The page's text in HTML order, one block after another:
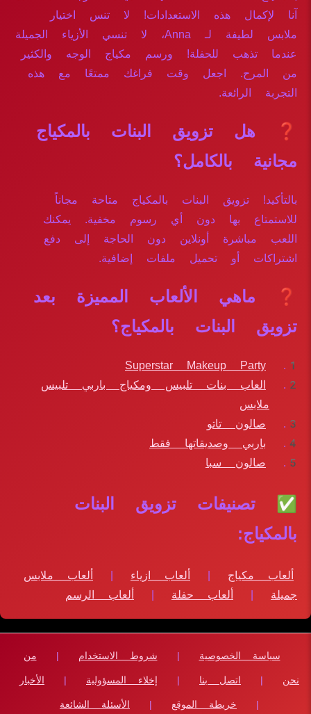
آنا لإكمال هذه الاستعدادات! لا تنس اختيار
ملابس لطيفة لـ Anna، لا تنسي الأزياء الجميلة
عندما تذهب للحفلة! ورسم مكياج الوجه والكثير
من المرح. اجعل وقت فراغك ممتعًا مع هذه
التجربة الرائعة.
❓ هل تزويق البنات بالمكياج
مجانية بالكامل؟
بالتأكيد! تزويق البنات بالمكياج متاحة مجاناً
للاستمتاع بها دون أي رسوم مخفية. يمكنك
اللعب مباشرة أونلاين دون الحاجة إلى دفع
اشتراكات أو تحميل ملفات إضافية.
❓ ماهي الألعاب المميزة بعد
تزويق البنات بالمكياج؟
Superstar Makeup Party
العاب بنات تلبيس ومكياج باربي تلبيس
ملابس
صالون تاتو
باربي وصديقاتها فقط
صالون سبا
✅ تصنيفات تزويق البنات
بالمكياج:
ألعاب مكياج | ألعاب ازياء |
ألعاب ملابس
جميلة
| ألعاب حفلة | ألعاب الرسم
سياسة الخصوصية | شروط الاستخدام | من
نحن | اتصل بنا | إخلاء المسؤولية | الأخبار
| خريطة الموقع | الأسئلة الشائعة